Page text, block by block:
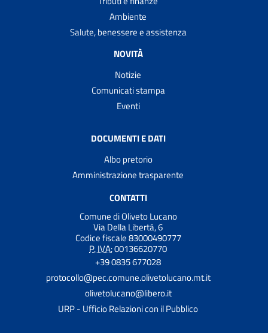
Ambiente
Salute, benessere e assistenza
NOVITÀ
Notizie
Comunicati stampa
Eventi
DOCUMENTI E DATI
Albo pretorio
Amministrazione trasparente
CONTATTI
Comune di Oliveto Lucano
Via Della Libertà, 6
Codice fiscale 83000490777
P. IVA:00136620770
+39 0835 677028
protocollo@pec.comune.olivetolucano.mt.it
olivetolucano@libero.it
URP - Ufficio Relazioni con il Pubblico